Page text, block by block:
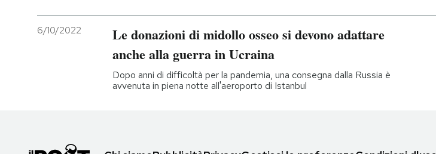
6/10/2022
Le donazioni di midollo osseo si devono adattare
anche alla guerra in Ucraina
Dopo anni di difficoltà per la pandemia, una consegna dalla Russia è
avvenuta in piena notte all'aeroporto di Istanbul